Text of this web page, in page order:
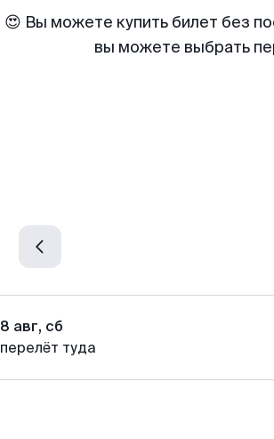
😍 Вы можете купить билет без
вы можете выбрать
8 авг, сб
перелёт туда